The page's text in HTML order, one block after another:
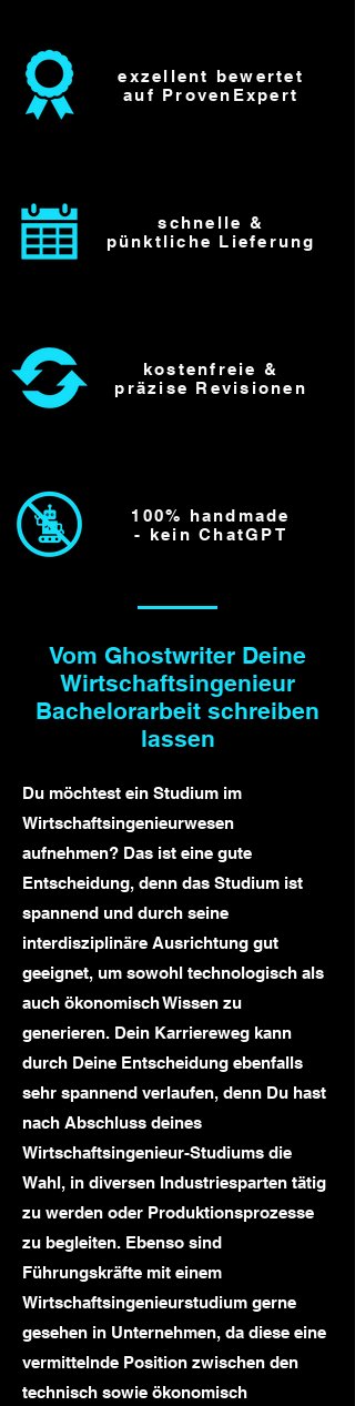
exzellent bewertet
auf ProvenExpert
schnelle &
pünktliche Lieferung
kostenfreie &
präzise Revisionen
100% handmade
- kein ChatGPT
Vom Ghostwriter Deine
Wirtschaftsingenieur
Bachelorarbeit schreiben
lassen
Du möchtest ein Studium im
Wirtschaftsingenieurwesen
aufnehmen? Das ist eine gute
Entscheidung, denn das Studium ist
spannend und durch seine
interdisziplinäre Ausrichtung gut
geeignet, um sowohl technologisch als
auch ökonomisch Wissen zu
generieren. Dein Karriereweg kann
durch Deine Entscheidung ebenfalls
sehr spannend verlaufen, denn Du hast
nach Abschluss deines
Wirtschaftsingenieur-Studiums die
Wahl, in diversen Industriesparten tätig
zu werden oder Produktionsprozesse
zu begleiten. Ebenso sind
Führungskräfte mit einem
Wirtschaftsingenieurstudium gerne
gesehen in Unternehmen, da diese eine
vermittelnde Position zwischen den
technisch sowie ökonomisch